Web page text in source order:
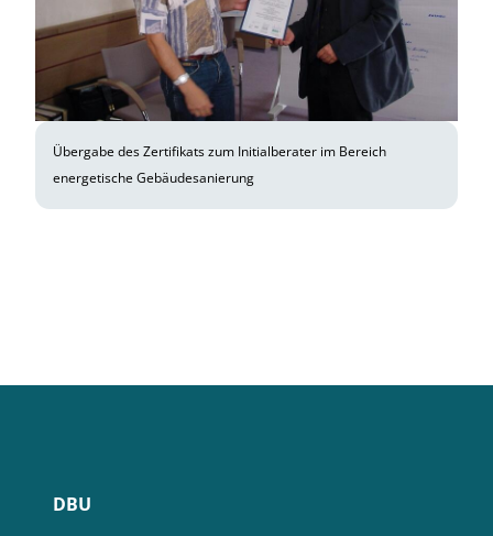
Übergabe des Zertifikats zum Initialberater im Bereich
energetische Gebäudesanierung
DBU